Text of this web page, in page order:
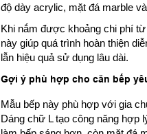
độ dày acrylic, mặt đá marble
Khi nắm được khoảng chi phí
này giúp quá trình hoàn thiện
lẫn hiệu quả sử dụng lâu dài.
Gợi ý phù hợp cho căn bếp
Mẫu bếp này phù hợp với gia
Dáng chữ L tạo công năng hợp